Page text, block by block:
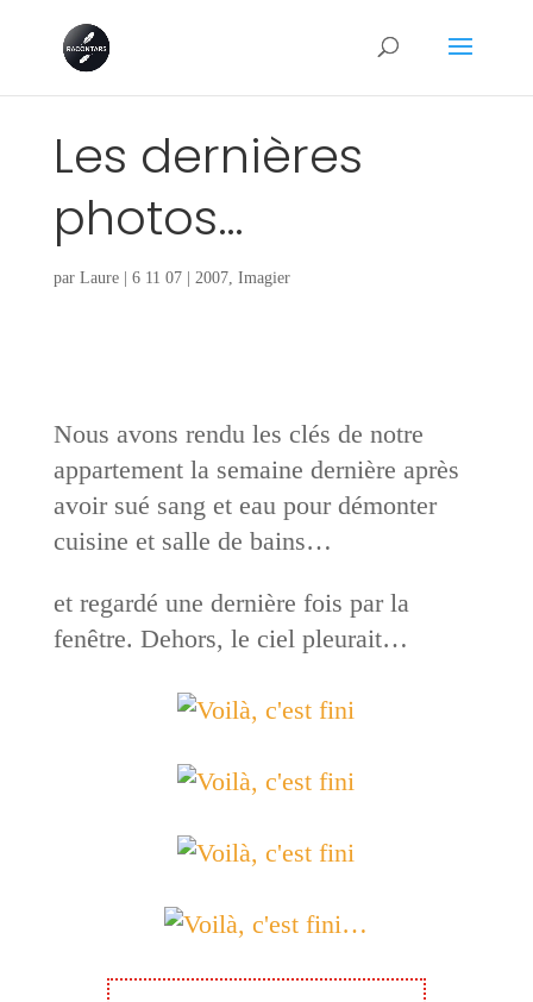
Les dernières
photos…
par Laure| 6 11 07| 2007, Imagier
Nous avons rendu les clés de notre
appartement la semaine dernière après
avoir sué sang et eau pour démonter
cuisine et salle de bains…
et regardé une dernière fois par la
fenêtre. Dehors, le ciel pleurait…